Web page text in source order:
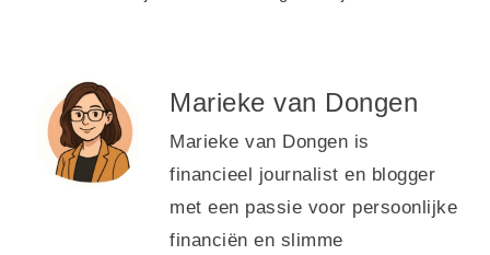
Marieke van Dongen
Marieke van Dongen is
financieel journalist en blogger
met een passie voor persoonlijke
financiën en slimme